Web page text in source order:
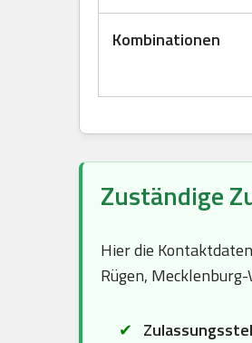
Kombinationen
Zuständige
Hier die
Rügen,